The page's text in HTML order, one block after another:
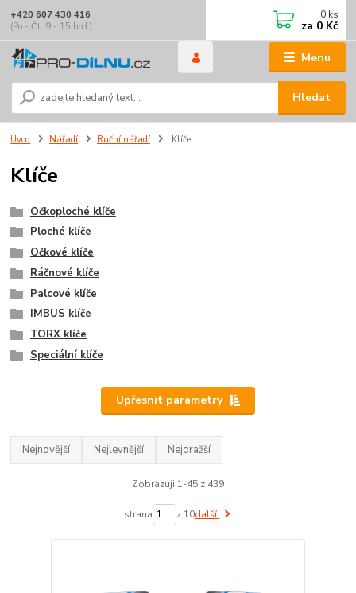
Menu
Hledat
+420 607 430 416
(Po - Čt: 9 - 15 hod.)
0 ks
za 0 Kč
Úvod Nářadí Ruční nářadí Klíče
Klíče
Očkoploché klíče
Ploché klíče
Očkové klíče
Ráčnové klíče
Palcové klíče
IMBUS klíče
TORX klíče
Speciální klíče
Upřesnit parametry
Nejnovější Nejlevnější Nejdražší
Zobrazuji 1-45 z 439
strana z 10další